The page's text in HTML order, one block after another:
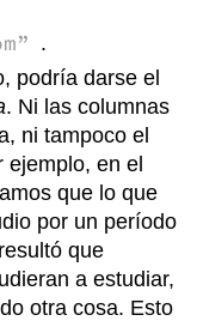
.
podría darse el
. Ni las columnas
ni tampoco el
ejemplo, en el
que lo que
por un período
que
a estudiar,
otra cosa. Esto